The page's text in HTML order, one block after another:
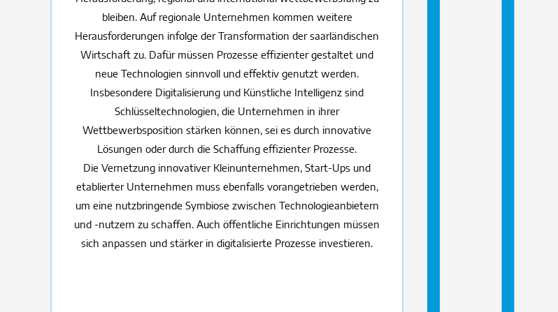
bleiben. Auf regionale Unternehmen kommen weitere
Herausforderungen infolge der Transformation der saarländischen
Wirtschaft zu. Dafür müssen Prozesse effizienter gestaltet und
neue Technologien sinnvoll und effektiv genutzt werden.
Insbesondere Digitalisierung und Künstliche Intelligenz sind
Schlüsseltechnologien, die Unternehmen in ihrer
Wettbewerbsposition stärken können, sei es durch innovative
Lösungen oder durch die Schaffung effizienter Prozesse.
Die Vernetzung innovativer Kleinunternehmen, Start-Ups und
etablierter Unternehmen muss ebenfalls vorangetrieben werden,
um eine nutzbringende Symbiose zwischen Technologieanbietern
und -nutzern zu schaffen. Auch öffentliche Einrichtungen müssen
sich anpassen und stärker in digitalisierte Prozesse investieren.